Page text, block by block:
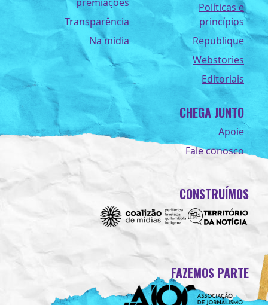
Transparência
Na midia
Políticas e
princípios
Republique
Webstories
Editoriais
CHEGA JUNTO
Apoie
Fale conosco
CONSTRUÍMOS
FAZEMOS PARTE